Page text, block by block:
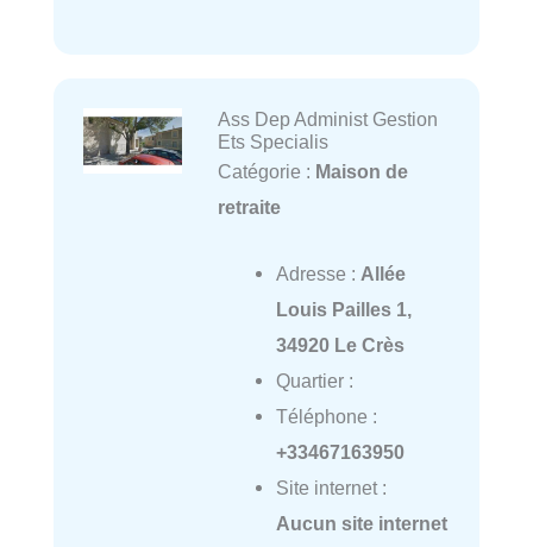
Ass Dep Administ Gestion
Ets Specialis
Catégorie : Maison de
retraite
Adresse : Allée
Louis Pailles 1,
34920 Le Crès
Quartier :
Téléphone :
+33467163950
Site internet :
Aucun site internet